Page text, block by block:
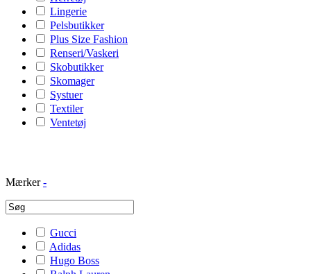
Lingerie
Pelsbutikker
Plus Size Fashion
Renseri/Vaskeri
Skobutikker
Skomager
Systuer
Textiler
Ventetøj
Mærker -
Gucci
Adidas
Hugo Boss